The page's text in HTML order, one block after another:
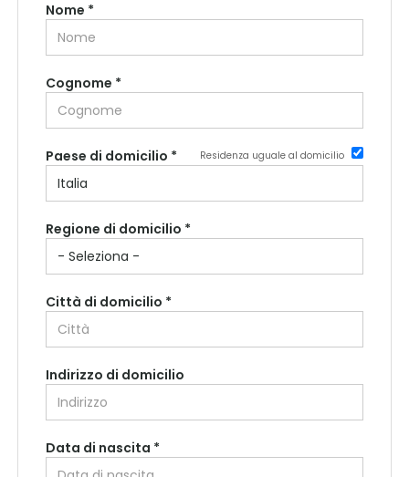
Nome *
Cognome *
Paese di domicilio * Residenza uguale al domicilio
Regione di domicilio *
Città di domicilio *
Indirizzo di domicilio
Paese di residenza *
Data di nascita *